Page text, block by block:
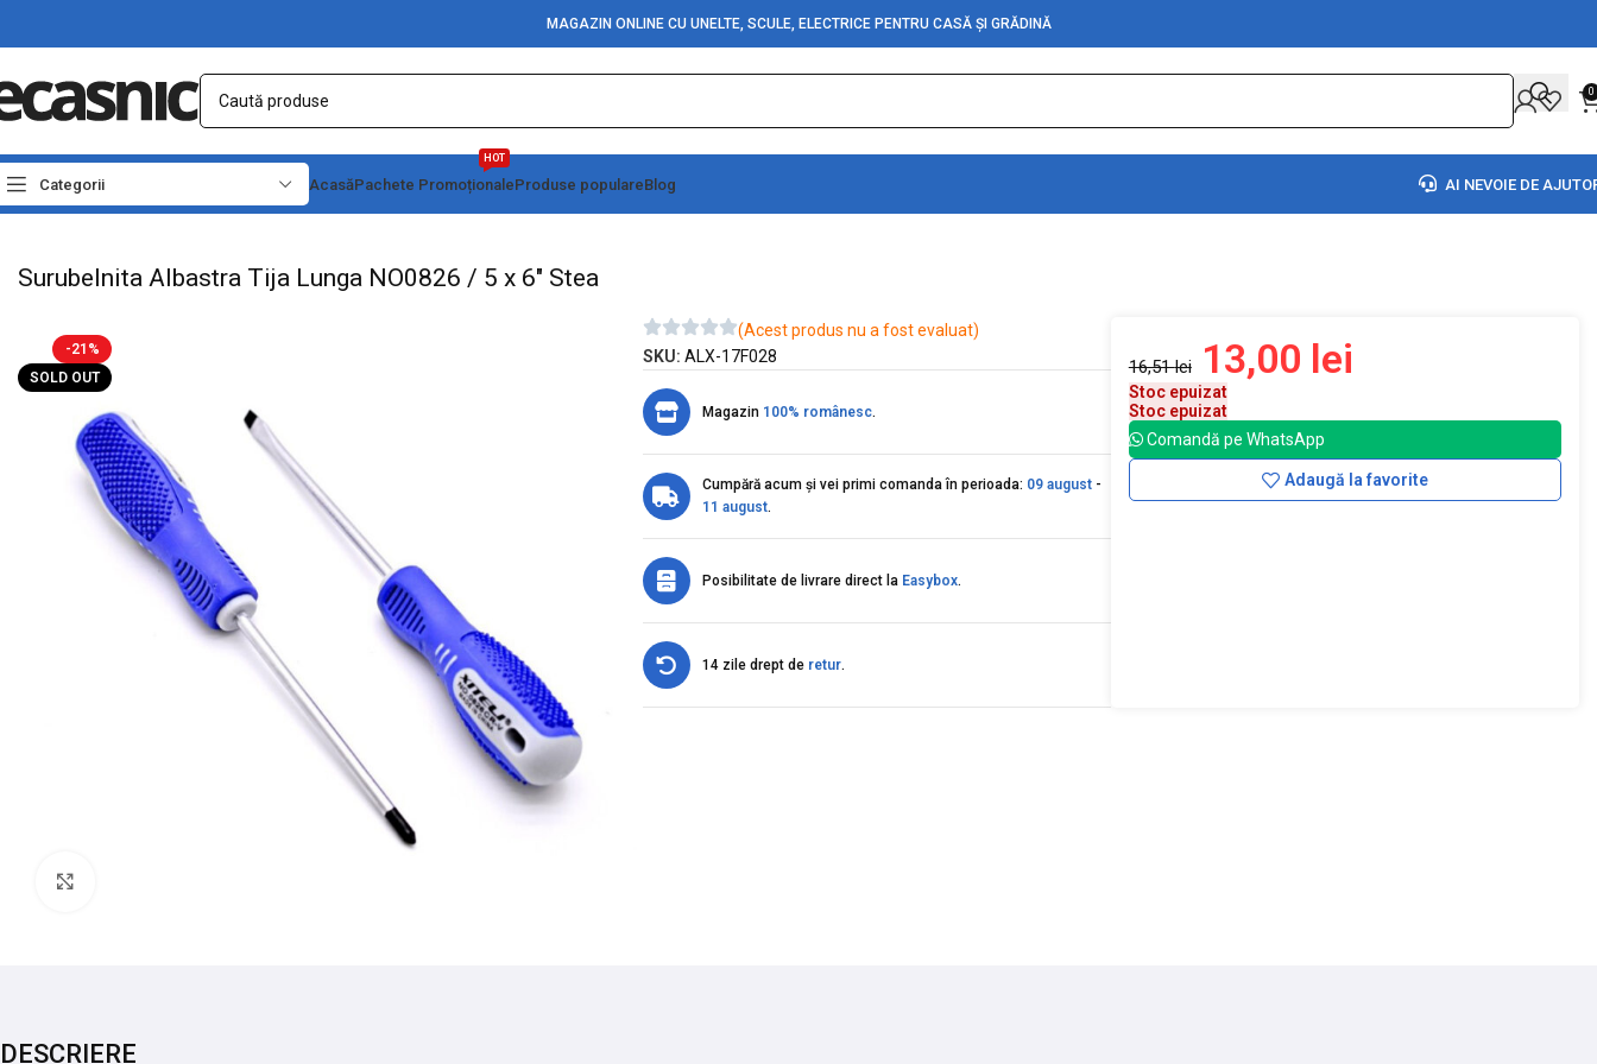
MAGAZIN ONLINE CU UNELTE, SCULE, ELECTRICE PENTRU CASĂ ȘI GRĂDINĂ
0
Categorii AcasăPachete Promoționale
HOT
Produse populareBlog AI NEVOIE DE
Prima pagină Scule - Unelte Surubelnite & Creioane Tensiune
Surubelnita Albastra Tija Lunga NO0826 / 5 x 6" Stea
-21%
SOLD OUT
(Acest produs nu a fost evaluat)
SKU: ALX-17F028
Magazin 100% românesc.
Cumpără acum și vei primi comanda în perioada: 09 august-
11 august.
Posibilitate de livrare direct la Easybox.
14 zile drept de retur.
16,51lei 13,00 lei
Stoc epuizat
Stoc epuizat
Comandă pe WhatsApp
Adaugă la favorite
DESCRIERE